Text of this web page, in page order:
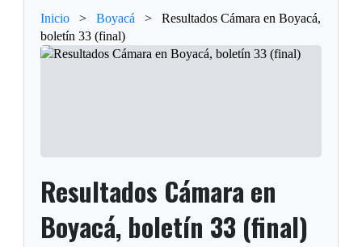
Inicio > Boyacá >
Resultados Cámara en Boyacá,
boletín 33 (final)
Resultados Cámara en
Boyacá, boletín 33 (final)